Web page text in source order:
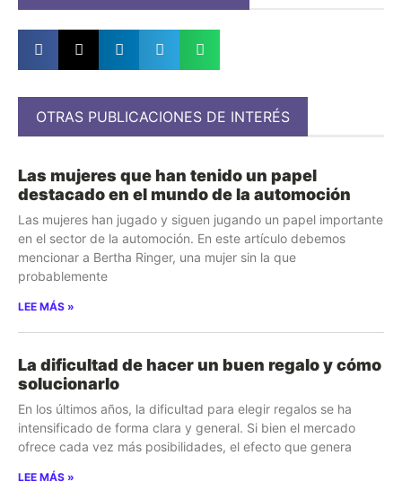
OTRAS PUBLICACIONES DE INTERÉS
Las mujeres que han tenido un papel
destacado en el mundo de la automoción
Las mujeres han jugado y siguen jugando un papel importante
en el sector de la automoción. En este artículo debemos
mencionar a Bertha Ringer, una mujer sin la que
probablemente
LEE MÁS »
La dificultad de hacer un buen regalo y cómo
solucionarlo
En los últimos años, la dificultad para elegir regalos se ha
intensificado de forma clara y general. Si bien el mercado
ofrece cada vez más posibilidades, el efecto que genera
LEE MÁS »